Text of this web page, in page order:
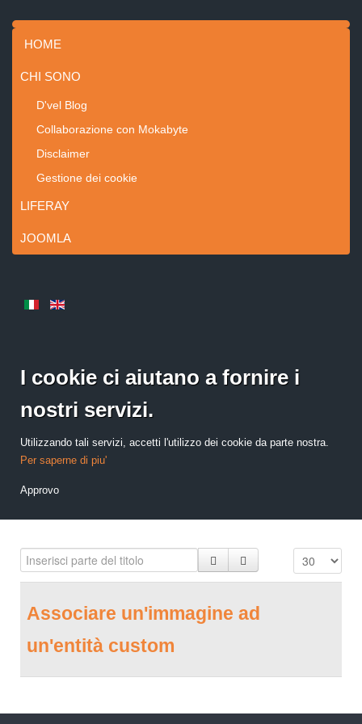
HOME
CHI SONO
D'vel Blog
Collaborazione con Mokabyte
Disclaimer
Gestione dei cookie
LIFERAY
JOOMLA
I cookie ci aiutano a fornire i
nostri servizi.
Utilizzando tali servizi, accetti l'utilizzo dei cookie da parte nostra.
Per saperne di piu'
Approvo
Associare un'immagine ad
un'entità custom